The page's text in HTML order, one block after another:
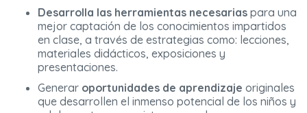
Desarrolla las herramientas necesarias para una
mejor captación de los conocimientos impartidos
en clase, a través de estrategias como: lecciones,
materiales didácticos, exposiciones y
presentaciones.
Generar oportunidades de aprendizaje originales
que desarrollen el inmenso potencial de los niños y